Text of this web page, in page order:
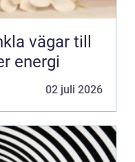
energi
02 juli 2026